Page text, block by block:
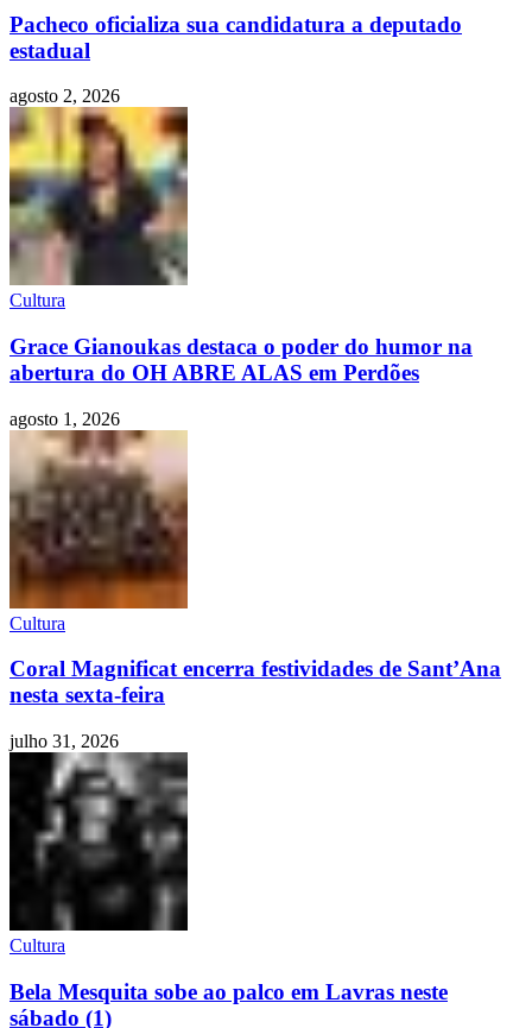
Pacheco oficializa sua candidatura a deputado
estadual
agosto 2, 2026
Cultura
Grace Gianoukas destaca o poder do humor na
abertura do OH ABRE ALAS em Perdões
agosto 1, 2026
Cultura
Coral Magnificat encerra festividades de Sant’Ana
nesta sexta-feira
julho 31, 2026
Cultura
Bela Mesquita sobe ao palco em Lavras neste
sábado (1)